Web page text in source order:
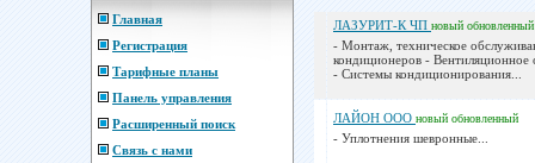
Главная
Регистрация
Тарифные планы
Панель управления
Расширенный поиск
Связь с нами
ЛАЗУРИТ-К ЧП новый обновленный
- Монтаж, техническое
кондиционеров - Вентиляционное
- Системы кондиционирования...
ЛАЙОН ООО новый обновленный
- Уплотнения шевронные...